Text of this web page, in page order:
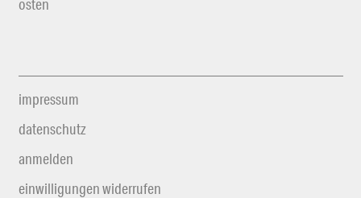
osten
impressum
datenschutz
anmelden
einwilligungen widerrufen